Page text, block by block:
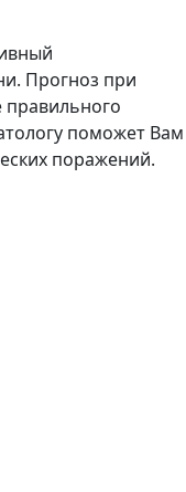
Прогноз при
правильного
поможет Вам
поражений.